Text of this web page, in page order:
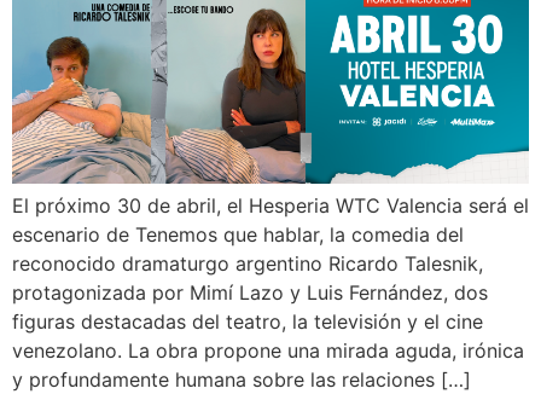
El próximo 30 de abril, el Hesperia WTC Valencia será el
escenario de Tenemos que hablar, la comedia del
reconocido dramaturgo argentino Ricardo Talesnik,
protagonizada por Mimí Lazo y Luis Fernández, dos
figuras destacadas del teatro, la televisión y el cine
venezolano. La obra propone una mirada aguda, irónica
y profundamente humana sobre las relaciones […]